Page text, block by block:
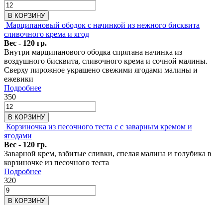
В КОРЗИНУ
Марципановый ободок с начинкой из нежного бисквита
сливочного крема и ягод
Вес - 120 гр.
Внутри марципанового ободка спрятана начинка из
воздушного бисквита, сливочного крема и сочной малины.
Сверху пирожное украшено свежими ягодами малины и
ежевики
Подробнее
350
В КОРЗИНУ
Корзиночка из песочного теста с с заварным кремом и
ягодами
Вес - 120 гр.
Заварной крем, взбитые сливки, спелая малина и голубика в
корзиночке из песочного теста
Подробнее
320
В КОРЗИНУ